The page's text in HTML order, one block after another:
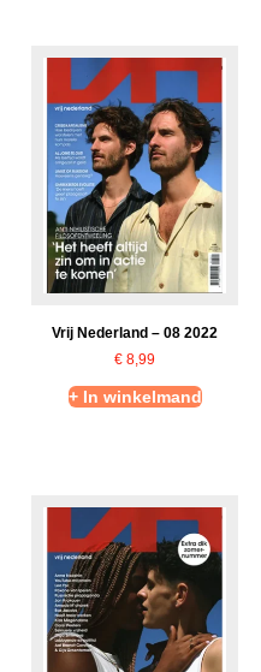
Vrij Nederland – 08 2022
€ 8,99
+ In winkelmand